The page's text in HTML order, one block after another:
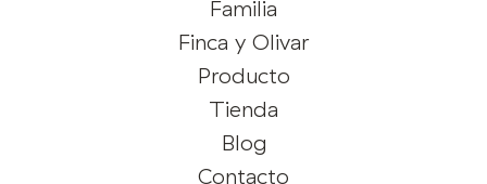
Familia
Finca y Olivar
Producto
Tienda
Blog
Contacto